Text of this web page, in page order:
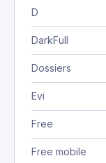
D
DarkFull
Dossiers
Evi
Free
Free mobile